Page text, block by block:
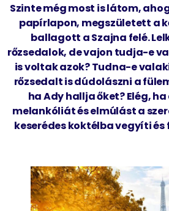
Szinte még most is látom,
papírlapon, megszületett a
ballagott a Szajna felé.
rőzsedalok, de vajon tudja-e
is voltak azok? Tudna-e
rőzsedalt is dúdolászni a
ha Ady hallja őket? Elég,
melankóliát és elmúlást a
keserédes koktélba vegyíti